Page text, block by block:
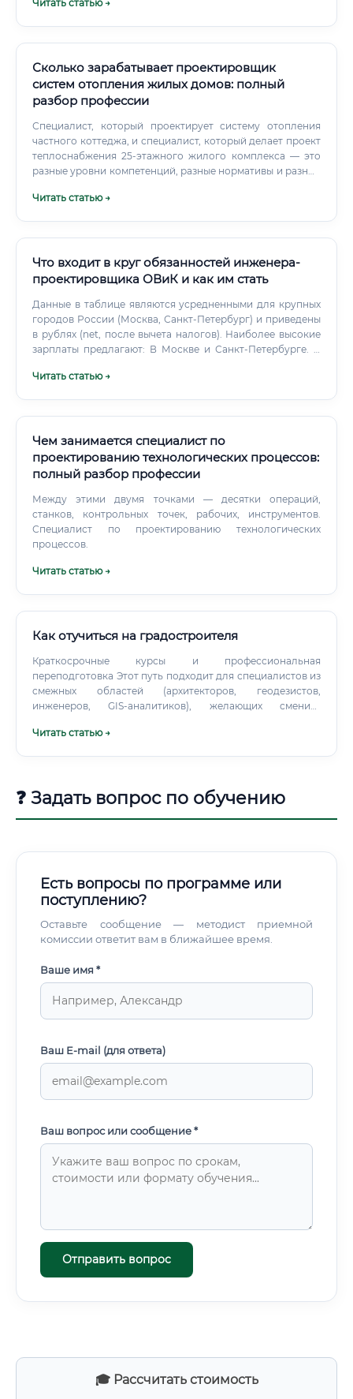
🎓 Рассчитать стоимость
промышленных предприятий и социальных объектов.
Читать статью →
Сколько зарабатывает проектировщик
систем отопления жилых домов: полный
разбор профессии
Специалист, который проектирует систему отопления
частного коттеджа, и специалист, который делает проект
теплоснабжения 25-этажного жилого комплекса — это
разные уровни компетенций, разные нормативы и разные
направление.
Читать статью →
Что входит в круг обязанностей инженера-
проектировщика ОВиК и как им стать
Данные в таблице являются усредненными для крупных
городов России (Москва, Санкт-Петербург) и приведены
в рублях (net, после вычета налогов). Наиболее высокие
зарплаты предлагают: В Москве и Санкт-Петербурге. В
строительных компаниях.
Читать статью →
Чем занимается специалист по
проектированию технологических процессов:
полный разбор профессии
Между этими двумя точками — десятки операций,
станков, контрольных точек, рабочих, инструментов.
Специалист по проектированию технологических
процессов.
Читать статью →
Как отучиться на градостроителя
Краткосрочные курсы и профессиональная
переподготовка Этот путь подходит для специалистов из
смежных областей (архитекторов, геодезистов,
инженеров, GIS-аналитиков), желающих сменить
градостроительстве. Курсы позволяют в сжатые сроки
Читать статью →
❓ Задать вопрос по обучению
Есть вопросы по программе или
поступлению?
Оставьте сообщение — методист приемной
комиссии ответит вам в ближайшее время.
Ваше имя *
Ваш E-mail (для ответа)
Ваш вопрос или сообщение *
Отправить вопрос